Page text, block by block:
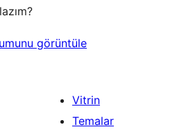
görüntüle
Vitrin
Temalar